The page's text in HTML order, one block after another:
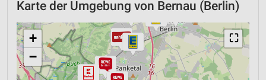
Karte der Umgebung von Bernau (Berlin)
⛶
+
−